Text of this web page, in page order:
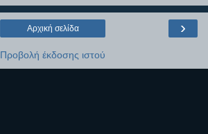
›
Αρχική σελίδα
Προβολή έκδοσης ιστού